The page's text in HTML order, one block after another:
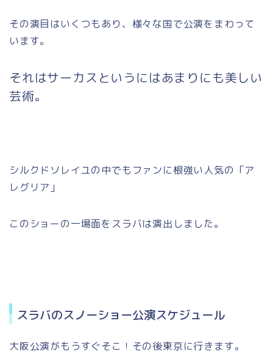
その演目はいくつもあり、様々な国で公演をまわって
います。
それはサーカスというにはあまりにも美しい
芸術。
シルクドソレイユの中でもファンに根強い人気の「ア
レグリア」
このショーの一場面をスラバは演出しました。
スラバのスノーショー公演スケジュール
大阪公演がもうすぐそこ！その後東京に行きます。